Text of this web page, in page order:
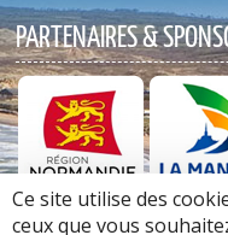
PARTENAIRES &
Découvrez
Ce site utilise des
ceux que vous